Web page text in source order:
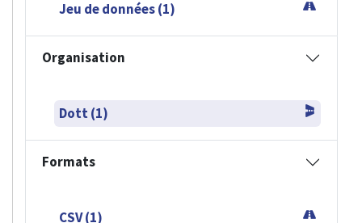
Jeu de données (1)
Organisation
Dott (1)
Formats
CSV (1)